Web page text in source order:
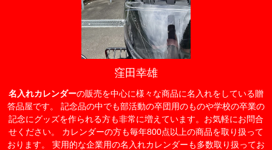
窪田幸雄
名入れカレンダーの販売を中心に様々な商品に名入れをしている贈
答品屋です。 記念品の中でも部活動の卒団用のものや学校の卒業の
記念にグッズを作られる方も非常に増えています。お気軽にお問合
せください。 カレンダーの方も毎年800点以上の商品を取り扱って
おります。 実用的な企業用の名入れカレンダーも多数取り扱ってお